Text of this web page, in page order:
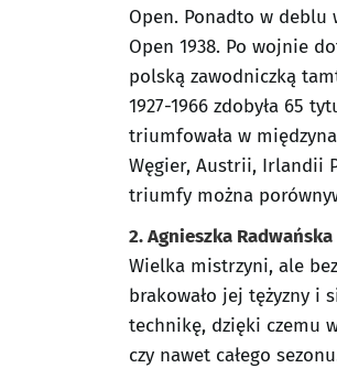
Open. Ponadto w deblu
Open 1938. Po wojnie
polską zawodniczką
1927-1966 zdobyła 65
triumfowała w
Węgier, Austrii, Irlandii
triumfy można
2. Agnieszka Radwańska
Wielka mistrzyni, ale
brakowało jej tężyzny i
technikę, dzięki czemu
czy nawet całego